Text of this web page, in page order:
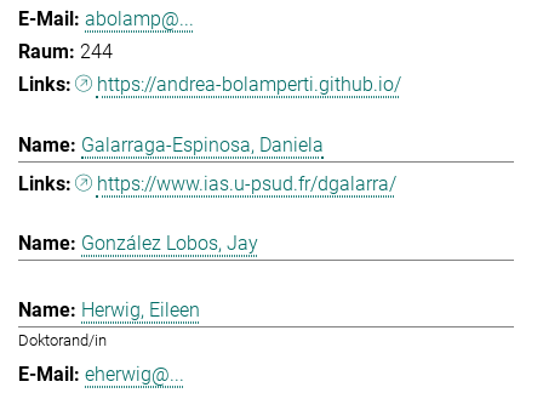
abolamp@...
244
https://andrea-bolamperti.github.io/
Galarraga-Espinosa, Daniela
https://www.ias.u-psud.fr/dgalarra/
González Lobos, Jay
Herwig, Eileen
Doktorand/in
eherwig@...